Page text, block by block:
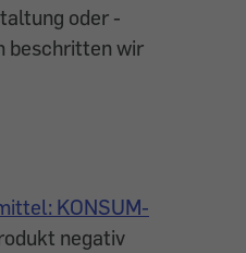
oder -
beschritten wir
KONSUM-
negativ